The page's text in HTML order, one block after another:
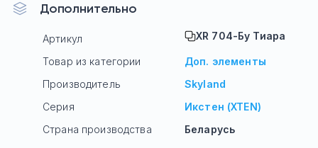
Дополнительно
Артикул XR 704-Бу Тиара
Товар из категории
Доп. элементы
Производитель
Skyland
Серия
Икстен (XTEN)
Страна производства
Беларусь